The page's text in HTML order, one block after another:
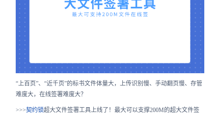
案例
全国
合作
我们
“上百页”、“近千页”的标书文件体量大，上传识别慢、手动翻页慢、存管
难度大，在线签署难度大？
>>>契约锁超大文件签署工具上线了！最大可以支撑200M的超大文件签